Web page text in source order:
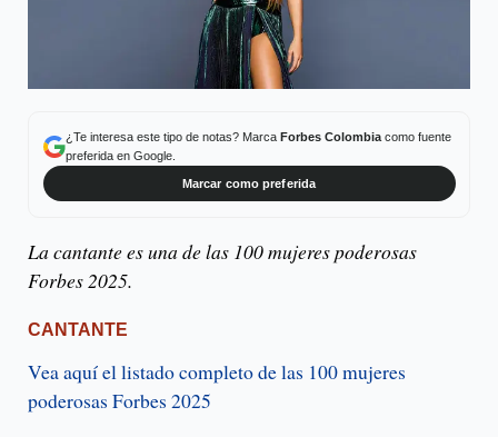
¿Te interesa este tipo de notas? Marca Forbes Colombiacomo fuente
preferida en Google.
Marcar como preferida
La cantante es una de las 100 mujeres poderosas
Forbes 2025.
CANTANTE
Vea aquí el listado completo de las 100 mujeres
poderosas Forbes 2025